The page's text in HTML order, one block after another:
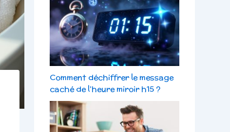
Comment déchiffrer le message
caché de l’heure miroir h15 ?